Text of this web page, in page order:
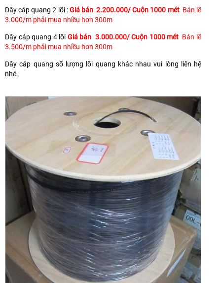
Dây cáp quang 2 lõi : Giá bán 2.200.000/ Cuộn 1000 métBán lẽ
3.000/m phải mua nhiều hơn 300m
Dây cáp quang 4 lõi Giá bán 3.000.000/ Cuộn 1000 mét Bán lẽ
3.500/m phải mua nhiều hơn 300m
Dây cáp quang số lượng lõi quang khác nhau vui lòng liên hệ
nhé.